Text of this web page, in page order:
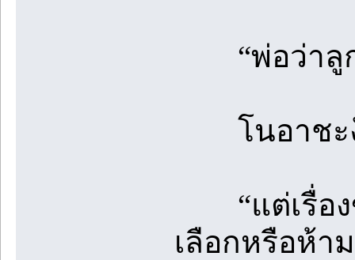
“พ่อว่าลูก
โนอาชะงั
“แต่เรื่องข
เลือกหรือห้า